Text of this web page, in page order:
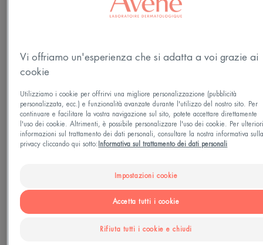
Pelle normale - Pelle sensibile - Pelle sensibile
Esigenze
Prodotto in Francia
ANTIROUGEURS ROSAMED SPF 50+ è il
quelli persistenti e assicura una protezione molto
alta contro i raggi UV, il nemico numero 1 della
pelle soggetta a rossori.
In sole 2 settimane, dimezza la frequenza dei
Vi offriamo un'esperienza che si adatta a voi grazie ai
cookie
Utilizziamo i cookie per offrirvi una migliore personalizzazione (pubblicità
personalizzata, ecc.) e funzionalità avanzate durante l'utilizzo del nostro sito. Per
continuare e facilitare la vostra navigazione sul sito, potete accettare direttamente
l'uso dei cookie. Altrimenti, è possibile personalizzare l'uso dei cookie. Per
informazioni sul trattamento dei dati personali, consultare la nostra informativa
privacy cliccando qui sotto: Informativa sul trattamento dei dati personali
Impostazioni cookie
Rifiuta tutti i cookie e chiudi
Accetta tutti i cookie